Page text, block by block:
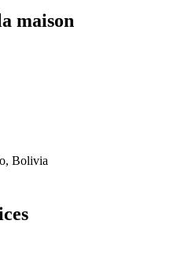
maison
Bolivia